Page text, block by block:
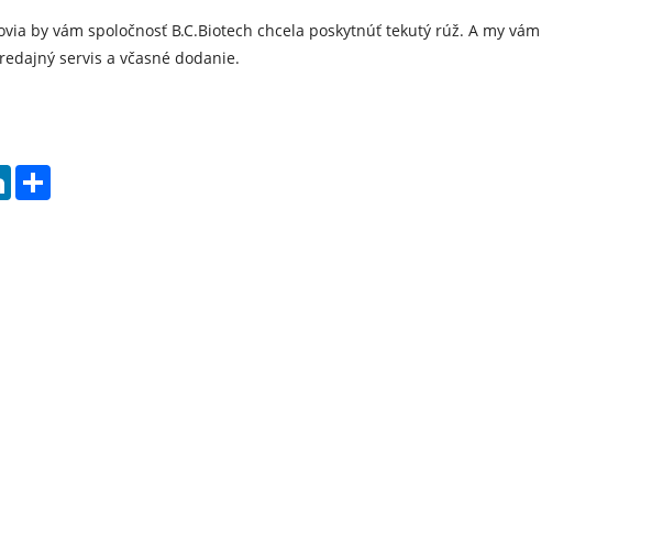
by vám spoločnosť B.C.Biotech chcela poskytnúť tekutý rúž. A my vám
servis a včasné dodanie.
LinkedIn